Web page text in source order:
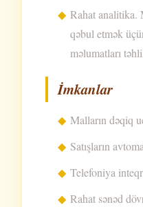
Rahat analitika.
qəbul etmək
məlumatları
İmkanlar
Malların dəqiq
Satışların
Telefoniya
Rahat sənəd